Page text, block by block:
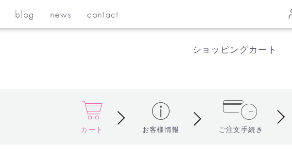
blog news contact
ショッピングカート
カート お客様情報 ご注文手続き